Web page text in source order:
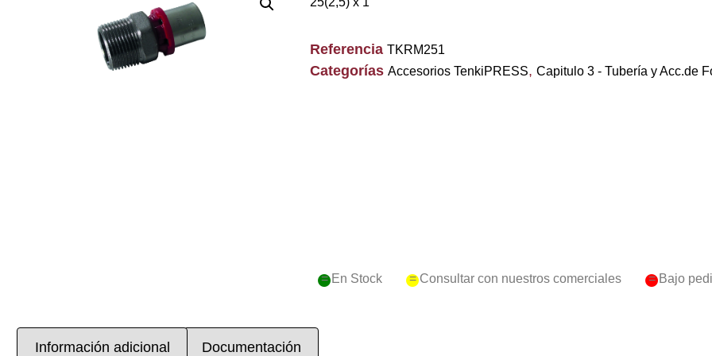
Referencia TKRM251
Categorías Accesorios TenkiPRESS, Capitulo 3 - Tubería y Acc.de
= En Stock = Consultar con nuestros comerciales = Bajo
Información adicional Documentación